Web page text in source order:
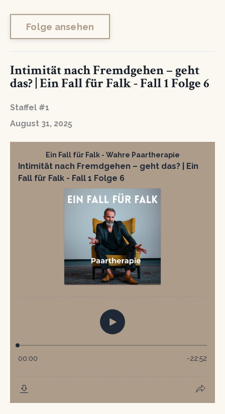
Folge ansehen
Intimität nach Fremdgehen – geht
das? | Ein Fall für Falk - Fall 1 Folge 6
Staffel #1
August 31, 2025